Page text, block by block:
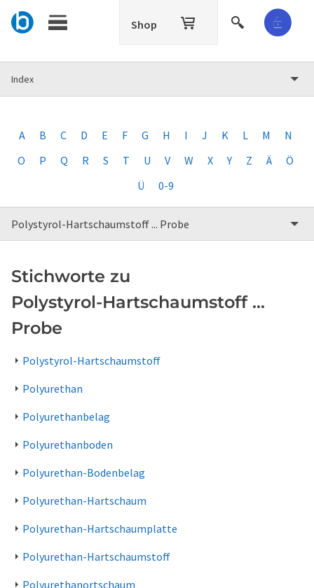
Shop
Index
A B C D E F G H I J K L M
N
O
P Q R S T U V W X Y Z Ä
Ö
Ü
0-9
Polystyrol-Hartschaumstoff ... Probe
Stichworte zu
Polystyrol-Hartschaumstoff ...
Probe
Polystyrol-Hartschaumstoff
Polyurethan
Polyurethanbelag
Polyurethanboden
Polyurethan-Bodenbelag
Polyurethan-Hartschaum
Polyurethan-Hartschaumplatte
Polyurethan-Hartschaumstoff
Polyurethanortschaum